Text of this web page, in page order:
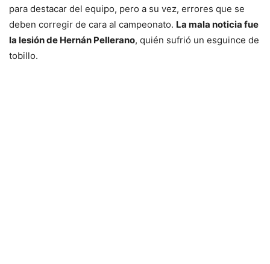
para destacar del equipo, pero a su vez, errores que se
deben corregir de cara al campeonato. La mala noticia fue
la lesión de Hernán Pellerano, quién sufrió un esguince de
tobillo.